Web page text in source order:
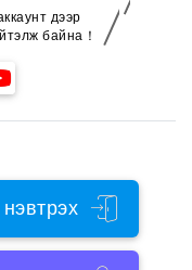
дээр
байна！